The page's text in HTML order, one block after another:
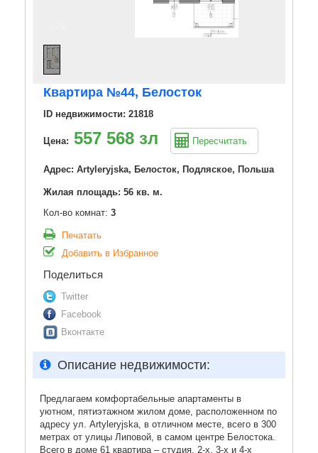
Квартира №44, Белосток
ID недвижимости: 21818
Цена: 557 568 зл Пересчитать
Адрес: Artyleryjska, Белосток, Подляское, Польша
Жилая площадь: 56 кв. м.
Кол-во комнат: 3
Печатать
Добавить в Избранное
Поделиться
Twitter
Facebook
Вконтакте
Описание недвижимости:
Предлагаем комфортабельные апартаменты в
уютном, пятиэтажном жилом доме, расположенном по
адресу ул. Artyleryjska, в отличном месте, всего в 300
метрах от улицы Липовой, в самом центре Белостока.
Всего в доме 61 квартира – студия, 2-х, 3-х и 4-х